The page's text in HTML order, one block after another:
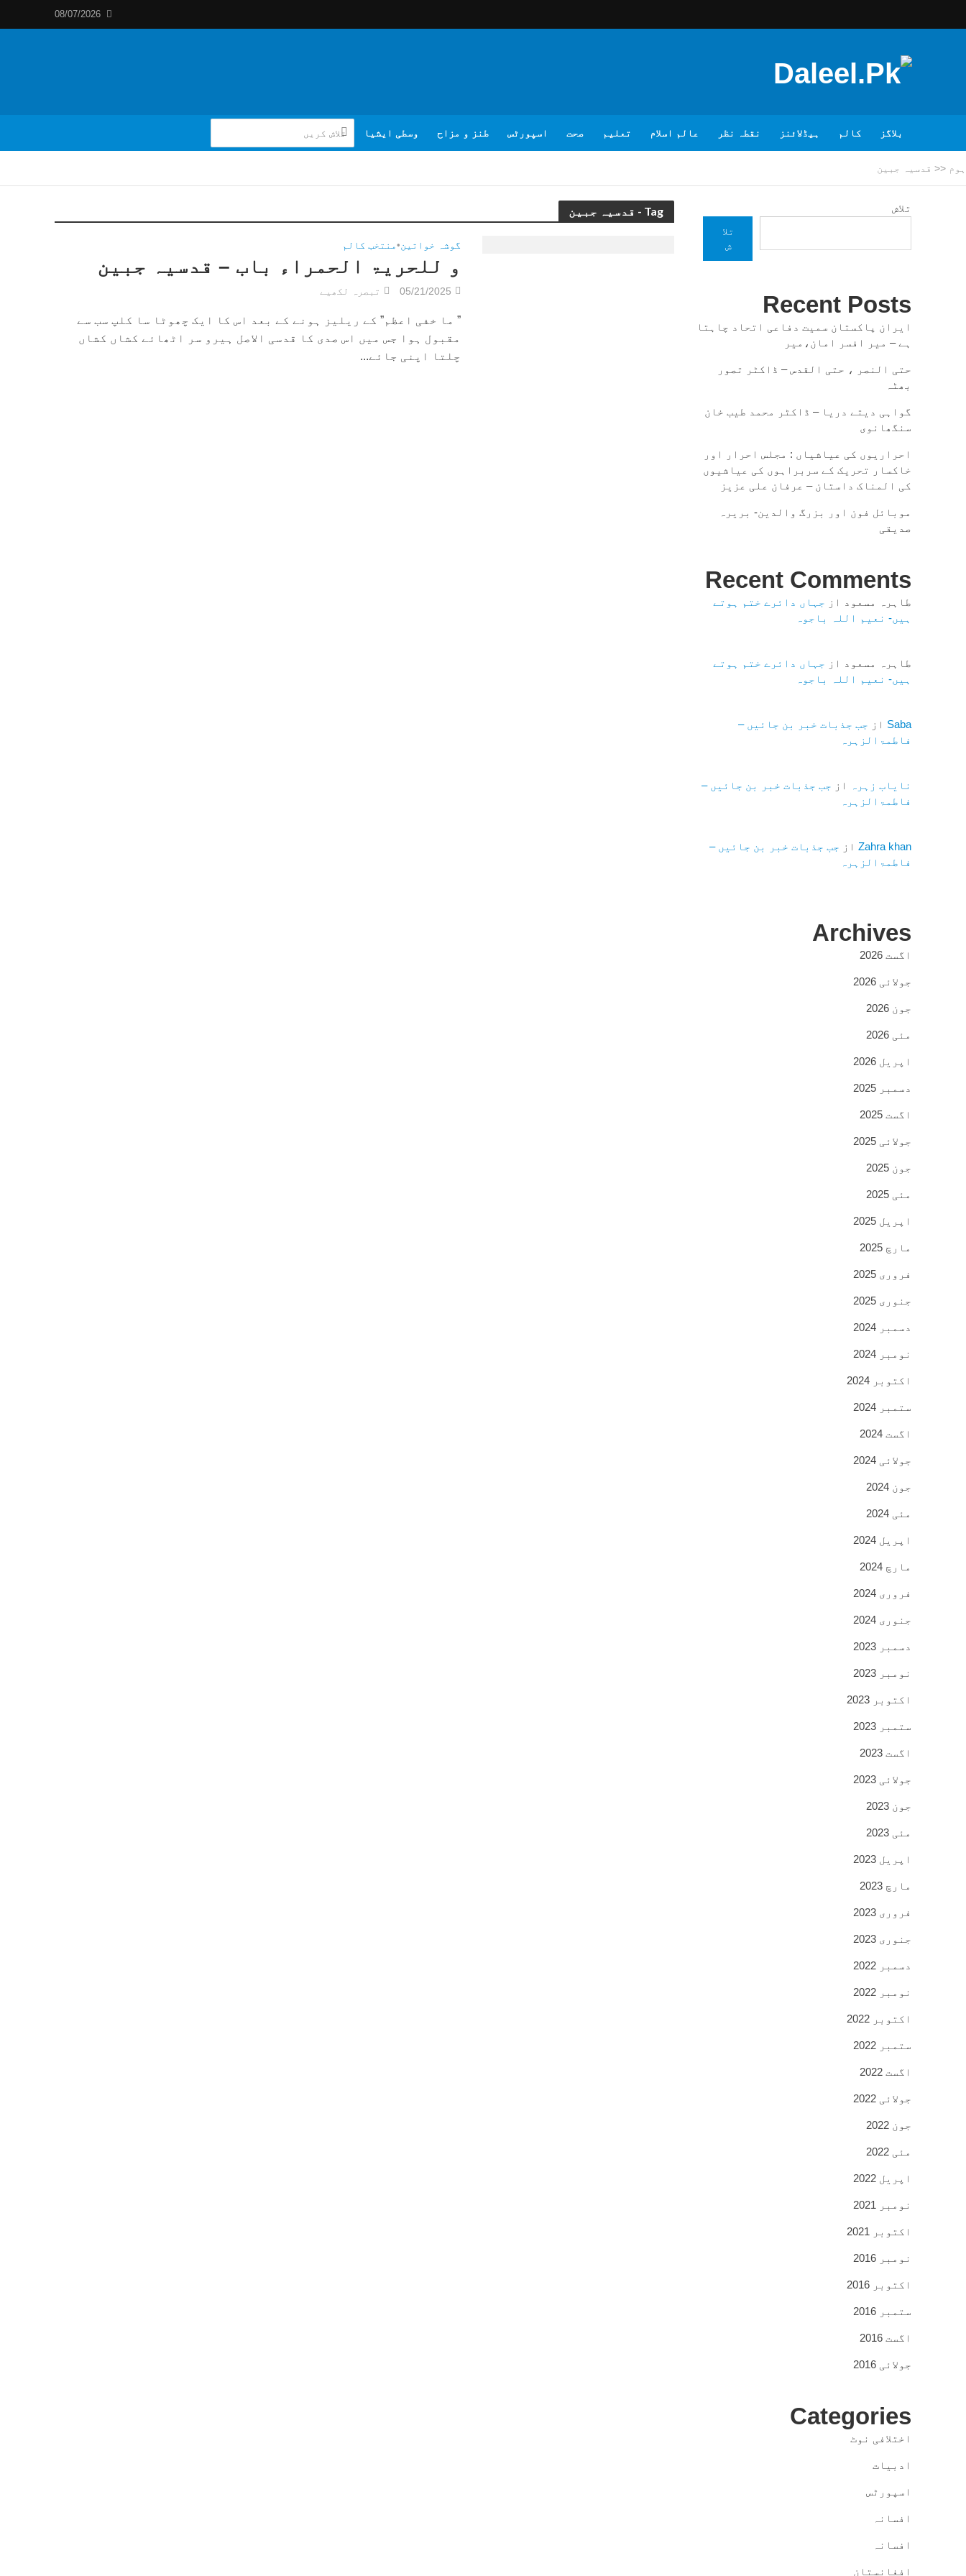
08/07/2026
بلاگز کالم ہیڈلائنز نقطہ نظر عالم اسلام تعلیم صحت اسپورٹس طنز و مزاح وسطی ایشیا
ہوم << قدسیہ جبین
Tag - قدسیہ جبین
گوشہ خواتین•منتخب کالم
و للحریۃ الحمراء باب – قدسیہ جبین
05/21/2025 تبصرہ لکھیے
” ما خفی اعظم” کے ریلیز ہونے کے بعد اس کا ایک چھوٹا سا کلپ سب سے
مقبول ہوا جس میں اس صدی کا قدسی الاصل ہیرو سر اٹھائے کشاں کشاں
چلتا اپنی جائے...
تلاش
تلا
ش
Recent Posts
ایران پاکستان سمیت دفاعی اتحاد چاہتا
ہے – میر افسر امان،میر
حتی النصر ، حتی القدس – ڈاکٹر تصور
بھٹہ
گواہی دیتے دریا – ڈاکٹر محمد طیب خان
سنگھانوی
احراریوں کی عیاشیاں : مجلس احرار اور
خاکسار تحریک کے سربراہوں کی عیاشیوں
کی المناک داستان – عرفان علی عزیز
موبائل فون اور بزرگ والدین- بریرہ
صدیقی
Recent Comments
طاہرہ مسعود از جہاں دائرے ختم ہوتے
ہیں- نعیم اللہ باجوہ
طاہرہ مسعود از جہاں دائرے ختم ہوتے
ہیں- نعیم اللہ باجوہ
Saba از جب جذبات خبر بن جائیں –
فاطمۃالزہرہ
نایاب زہرہ از جب جذبات خبر بن جائیں –
فاطمۃالزہرہ
Zahra khanاز جب جذبات خبر بن جائیں –
فاطمۃالزہرہ
Archives
اگست 2026
جولائی 2026
جون 2026
مئی 2026
اپریل 2026
دسمبر 2025
اگست 2025
جولائی 2025
جون 2025
مئی 2025
اپریل 2025
مارچ 2025
فروری 2025
جنوری 2025
دسمبر 2024
نومبر 2024
اکتوبر 2024
ستمبر 2024
اگست 2024
جولائی 2024
جون 2024
مئی 2024
اپریل 2024
مارچ 2024
فروری 2024
جنوری 2024
دسمبر 2023
نومبر 2023
اکتوبر 2023
ستمبر 2023
اگست 2023
جولائی 2023
جون 2023
مئی 2023
اپریل 2023
مارچ 2023
فروری 2023
جنوری 2023
دسمبر 2022
نومبر 2022
اکتوبر 2022
ستمبر 2022
اگست 2022
جولائی 2022
جون 2022
مئی 2022
اپریل 2022
نومبر 2021
اکتوبر 2021
نومبر 2016
اکتوبر 2016
ستمبر 2016
اگست 2016
جولائی 2016
Categories
اختلافی نوٹ
ادبیات
اسپورٹس
افسانہ
افسانہ
افغانستان